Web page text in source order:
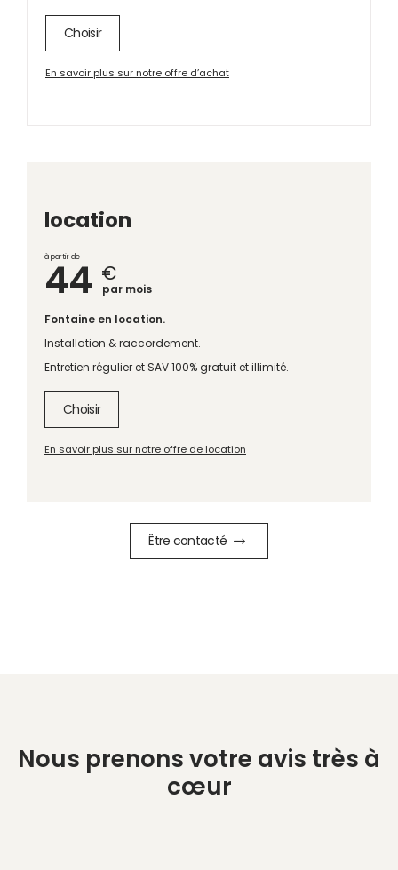
Choisir
En savoir plus sur notre offre d’achat
location
à partir de
44 €
par mois
Fontaine en location.
Installation & raccordement.
Entretien régulier et SAV 100% gratuit et illimité.
Choisir
En savoir plus sur notre offre de location
Être contacté
Nous prenons votre avis très à
cœur